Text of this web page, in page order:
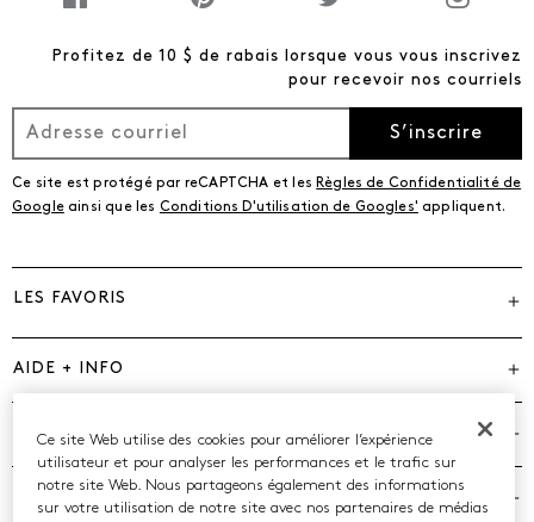
Profitez de 10 $ de rabais lorsque vous vous inscrivez
pour recevoir nos courriels
S’inscrire
Ce site est protégé par reCAPTCHA et les Règles de Confidentialité de
Googleainsi que les Conditions D'utilisation de Googles' appliquent.
LES FAVORIS
AIDE + INFO
MARQUES
Ce site Web utilise des cookies pour améliorer l’expérience
utilisateur et pour analyser les performances et le trafic sur
notre site Web. Nous partageons également des informations
sur votre utilisation de notre site avec nos partenaires de médias